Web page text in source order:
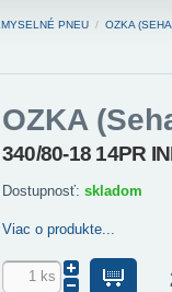
PNEU / OZKA
OZKA
340/80-18 14PR
Dostupnosť: skladom
Viac o produkte...